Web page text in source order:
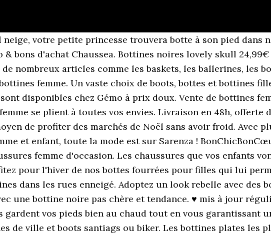
votre petite princesse trouvera botte à son pied dans
& bons d'achat Chaussea. Bottines noires lovely skull
nombreux articles comme les baskets, les ballerines, les
femme. Un vaste choix de boots, bottes et bottines
disponibles chez Gémo à prix doux. Vente de bottines
se plient à toutes vos envies. Livraison en 48h, offerte
de profiter des marchés de Noël sans avoir froid. Avec
et enfant, toute la mode est sur Sarenza !
femme d'occasion. Les chaussures que vos enfants
pour l'hiver de nos bottes fourrées pour filles qui lui
dans les rues enneigé. Adoptez un look rebelle avec des
une bottine noire pas chère et tendance. ♥ mis à jour
vos pieds bien au chaud tout en vous garantissant
de ville et boots santiags ou biker. Les bottines plates les